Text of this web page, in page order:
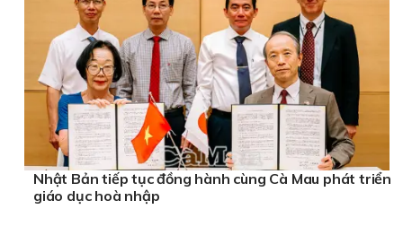
Nhật Bản tiếp tục đồng hành cùng Cà Mau phát triển
giáo dục hoà nhập